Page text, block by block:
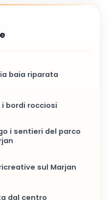
baia riparata
bordi rocciosi
i sentieri del parco
sul Marjan
dal centro